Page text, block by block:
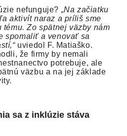
nefunguje? „Na začiatku
aktivít naraz a príliš sme
Zo spätnej väzby nám
spomaliť a venovať sa
uviedol F. Matiaško.
že firmy by nemali
potrebuje, ale
väzbu a na jej základe
sa z inklúzie stáva